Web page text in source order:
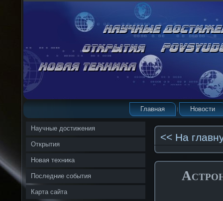
Главная Новости
Научные достижения
Открытия
Новая техника
Последние события
Карта сайта
<< На